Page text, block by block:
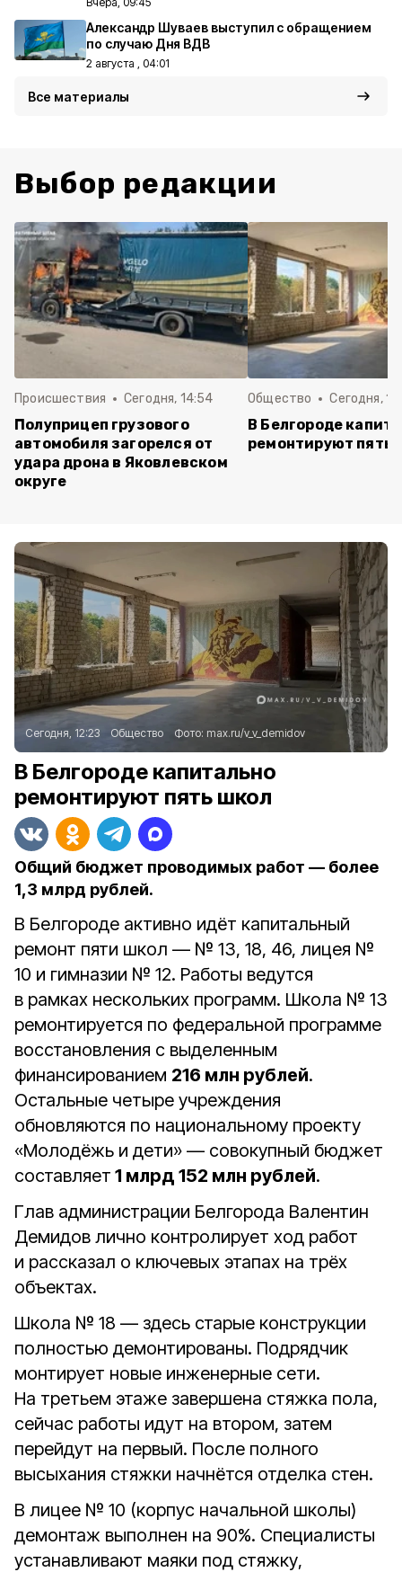
Александр Шуваев выступил с обращением
по случаю Дня ВДВ
2 августа , 04:01
Все материалы
Выбор редакции
Происшествия Сегодня, 14:54
Полуприцеп грузового
автомобиля загорелся от
удара дрона в Яковлевском
округе
Общество Сегодня,
В Белгороде
ремонтируют пять
Сегодня, 12:23 Общество Фото: max.ru/v_v_demidov
В Белгороде капитально
ремонтируют пять школ
Общий бюджет проводимых работ — более
1,3 млрд рублей.
В Белгороде активно идёт капитальный
ремонт пяти школ — № 13, 18, 46, лицея №
10 и гимназии № 12. Работы ведутся
в рамках нескольких программ. Школа № 13
ремонтируется по федеральной программе
восстановления с выделенным
финансированием 216 млн рублей.
Остальные четыре учреждения
обновляются по национальному проекту
«Молодёжь и дети» — совокупный бюджет
составляет 1 млрд 152 млн рублей.
Глав администрации Белгорода Валентин
Демидов лично контролирует ход работ
и рассказал о ключевых этапах на трёх
объектах.
Школа № 18 — здесь старые конструкции
полностью демонтированы. Подрядчик
монтирует новые инженерные сети.
На третьем этаже завершена стяжка пола,
сейчас работы идут на втором, затем
перейдут на первый. После полного
высыхания стяжки начнётся отделка стен.
В лицее № 10 (корпус начальной школы)
демонтаж выполнен на 90%. Специалисты
устанавливают маяки под стяжку,